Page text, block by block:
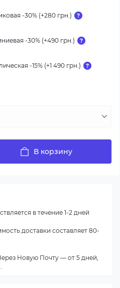
-30% (+280 грн.)
-30% (+490 грн.)
-15% (+1 490 грн.)
В корзину
в течение 1-2 дней
доставки составляет 80-
Новую Почту — от 5 дней,